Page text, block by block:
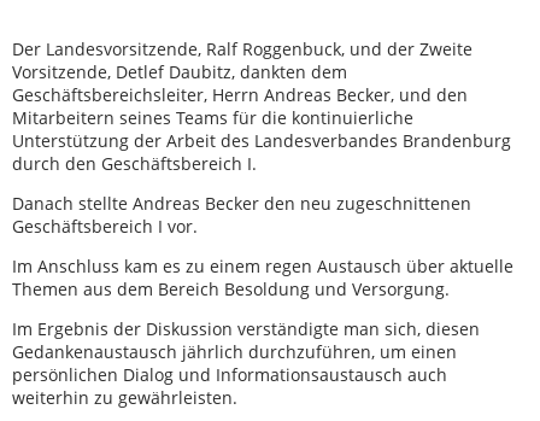
Der Landesvorsitzende, Ralf Roggenbuck, und der Zweite
Vorsitzende, Detlef Daubitz, dankten dem
Geschäftsbereichsleiter, Herrn Andreas Becker, und den
Mitarbeitern seines Teams für die kontinuierliche
Unterstützung der Arbeit des Landesverbandes Brandenburg
durch den Geschäftsbereich I.
Danach stellte Andreas Becker den neu zugeschnittenen
Geschäftsbereich I vor.
Im Anschluss kam es zu einem regen Austausch über aktuelle
Themen aus dem Bereich Besoldung und Versorgung.
Im Ergebnis der Diskussion verständigte man sich, diesen
Gedankenaustausch jährlich durchzuführen, um einen
persönlichen Dialog und Informationsaustausch auch
weiterhin zu gewährleisten.